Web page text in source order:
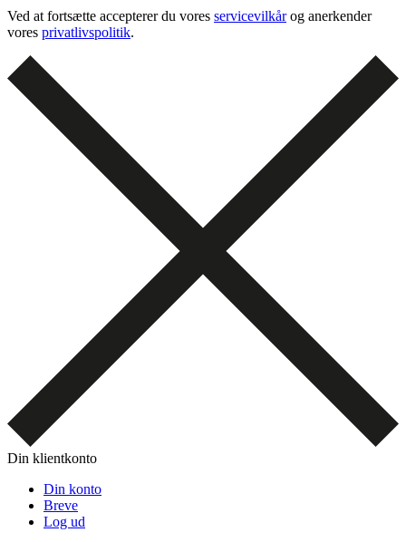
Ved at fortsætte accepterer du vores servicevilkårog anerkender
vores privatlivspolitik.
Din klientkonto
Din konto
Breve
Log ud